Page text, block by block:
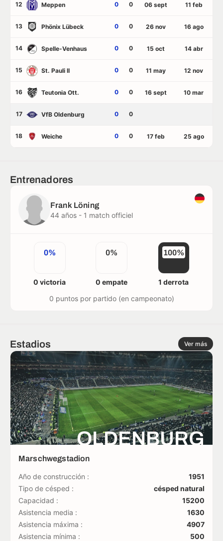
12 Meppen 0 0 06 sept 11 feb
13 Phönix Lübeck 0 0 26 nov 16 ago
14 Spelle-Venhaus 0 0 15 oct 14 abr
15 St. Pauli II 0 0 11 may 12 nov
16 Teutonia Ott. 0 0 16 sept 10 mar
17 VfB Oldenburg 0 0
18 Weiche 0 0 17 feb 25 ago
Entrenadores
Frank Löning
44 años - 1 match officiel
0%
0 victoria
0%
0 empate
100%
1 derrota
0 puntos por partido (en campeonato)
Estadios Ver más
OLDENBURG
Marschwegstadion
Año de construcción :
1951
Tipo de césped :
césped natural
Capacidad :
15200
Asistencia media :
1630
Asistencia máxima :
4907
Asistencia mínima :
500